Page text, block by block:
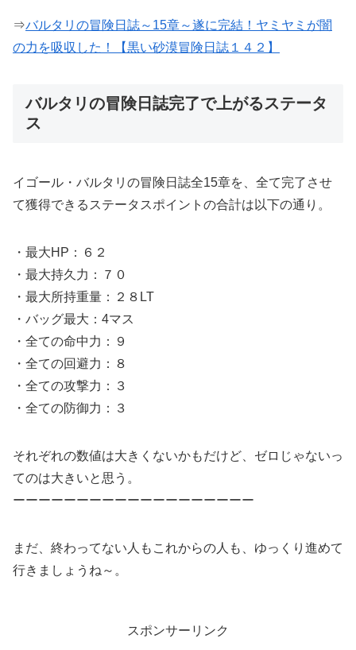
⇒バルタリの冒険日誌～15章～遂に完結！ヤミヤミが闇
の力を吸収した！【黒い砂漠冒険日誌１４２】
バルタリの冒険日誌完了で上がるステータ
ス
イゴール・バルタリの冒険日誌全15章を、全て完了させ
て獲得できるステータスポイントの合計は以下の通り。
・最大HP：６２
・最大持久力：７０
・最大所持重量：２８LT
・バッグ最大：4マス
・全ての命中力：９
・全ての回避力：８
・全ての攻撃力：３
・全ての防御力：３
それぞれの数値は大きくないかもだけど、ゼロじゃないっ
てのは大きいと思う。
ーーーーーーーーーーーーーーーーーーー
まだ、終わってない人もこれからの人も、ゆっくり進めて
行きましょうね～。
スポンサーリンク